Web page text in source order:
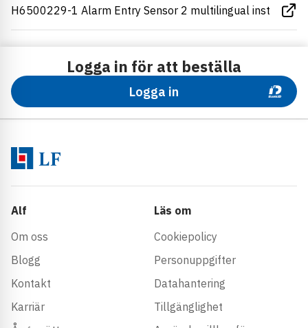
H6500229-1 Alarm Entry Sensor 2 multilingual inst
Link to H6500229-1 Alarm Entry Sensor 2 multilingual inst
Logga in för att beställa
Logga in
Alf
Om oss
Blogg
Kontakt
Karriär
Läs om
Cookiepolicy
Personuppgifter
Datahantering
Tillgänglighet